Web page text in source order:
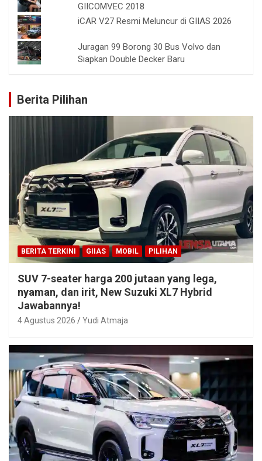
GIICOMVEC 2018
iCAR V27 Resmi Meluncur di GIIAS 2026
Juragan 99 Borong 30 Bus Volvo dan
Siapkan Double Decker Baru
Berita Pilihan
BERITA TERKINI GIIAS MOBIL PILIHAN
SUV 7-seater harga 200 jutaan yang lega,
nyaman, dan irit, New Suzuki XL7 Hybrid
Jawabannya!
4 Agustus 2026 Yudi Atmaja